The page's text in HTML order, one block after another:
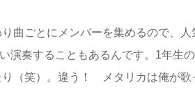
曲ごとにメンバーを集めるので、人
演奏することもあるんです。1年生
（笑）。違う！ メタリカは俺が歌